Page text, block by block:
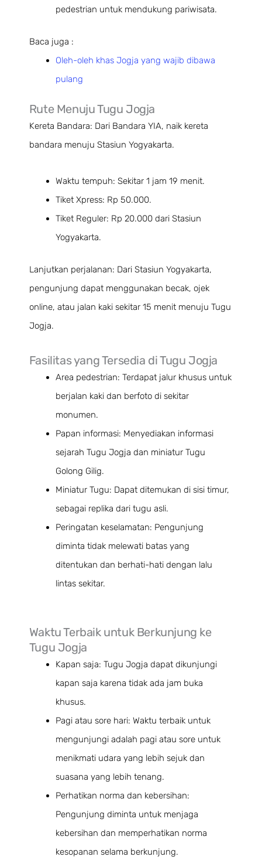
pedestrian untuk mendukung pariwisata.
Baca juga :
Oleh-oleh khas Jogja yang wajib dibawa
pulang
Rute Menuju Tugu Jogja
Kereta Bandara: Dari Bandara YIA, naik kereta
bandara menuju Stasiun Yogyakarta.
Waktu tempuh: Sekitar 1 jam 19 menit.
Tiket Xpress: Rp 50.000.
Tiket Reguler: Rp 20.000 dari Stasiun
Yogyakarta.
Lanjutkan perjalanan: Dari Stasiun Yogyakarta,
pengunjung dapat menggunakan becak, ojek
online, atau jalan kaki sekitar 15 menit menuju Tugu
Jogja.
Fasilitas yang Tersedia di Tugu Jogja
Area pedestrian: Terdapat jalur khusus untuk
berjalan kaki dan berfoto di sekitar
monumen.
Papan informasi: Menyediakan informasi
sejarah Tugu Jogja dan miniatur Tugu
Golong Gilig.
Miniatur Tugu: Dapat ditemukan di sisi timur,
sebagai replika dari tugu asli.
Peringatan keselamatan: Pengunjung
diminta tidak melewati batas yang
ditentukan dan berhati-hati dengan lalu
lintas sekitar.
Waktu Terbaik untuk Berkunjung ke
Tugu Jogja
Kapan saja: Tugu Jogja dapat dikunjungi
kapan saja karena tidak ada jam buka
khusus.
Pagi atau sore hari: Waktu terbaik untuk
mengunjungi adalah pagi atau sore untuk
menikmati udara yang lebih sejuk dan
suasana yang lebih tenang.
Perhatikan norma dan kebersihan:
Pengunjung diminta untuk menjaga
kebersihan dan memperhatikan norma
kesopanan selama berkunjung.